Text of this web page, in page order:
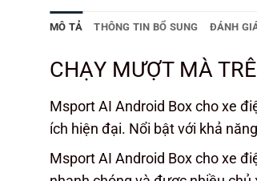
MÔ TẢ THÔNG TIN BỔ SUNG ĐÁNH
CHẠY MƯỢT MÀ
Msport AI Android Box cho xe
ích hiện đại. Nổi bật với khả
Msport AI Android Box cho xe